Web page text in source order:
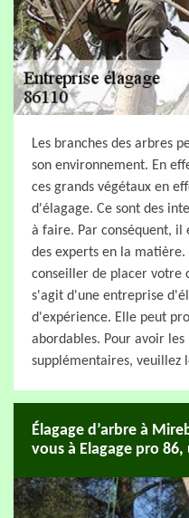
Les branches des arbres
son environnement. En
ces grands végétaux en
d'élagage. Ce sont des
à faire. Par conséquent, il
des experts en la matière.
conseiller de placer votre
s'agit d'une entreprise
d'expérience. Elle peut
abordables. Pour avoir
supplémentaires, veuillez
Élagage d’arbre à
vous à Elagage pro